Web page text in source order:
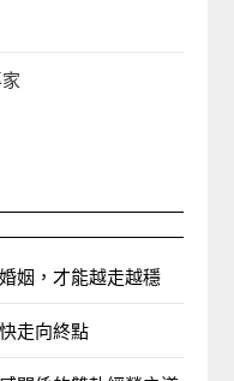
姻，才能越走越穩
走向終點